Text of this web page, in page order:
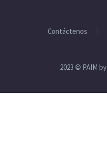
Contáctenos
2023 © PAIM by